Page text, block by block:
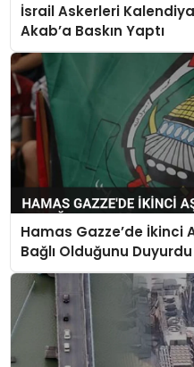
İsrail Askerleri
Akab’a Baskın Yaptı
Hamas Gazze’de İkinci
Bağlı Olduğunu Duyurdu